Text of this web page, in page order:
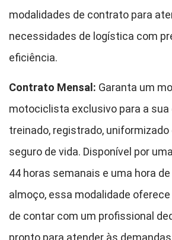
modalidades de contrato para
necessidades de logística com
eficiência.
Contrato Mensal: Garanta um
motociclista exclusivo para a sua
treinado, registrado,
seguro de vida. Disponível por
44 horas semanais e uma hora
almoço, essa modalidade
de contar com um profissional
pronto para atender às